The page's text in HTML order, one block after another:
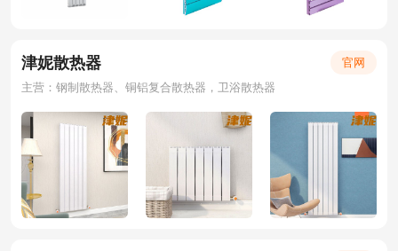
津妮散热器
官网
主营：钢制散热器、铜铝复合散热器，卫浴散热器